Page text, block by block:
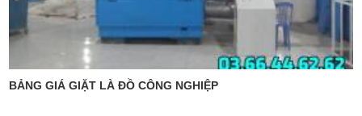
BẢNG GIÁ GIẶT LÀ ĐỒ CÔNG NGHIỆP